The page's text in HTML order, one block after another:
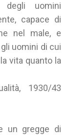
uomini
capace di
nel male, e
uomini di cui
vita quanto la
1930/43
un gregge di